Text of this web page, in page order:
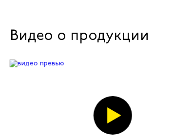
Видео о продукции